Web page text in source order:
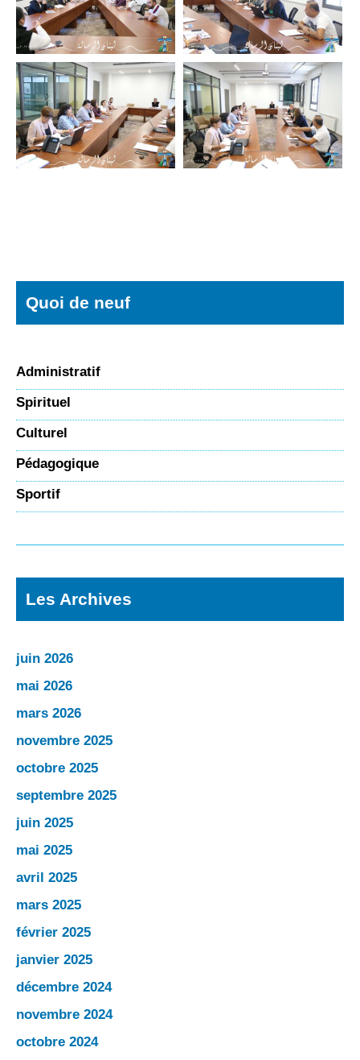
Quoi de neuf
Administratif
Spirituel
Culturel
Pédagogique
Sportif
Les Archives
juin 2026
mai 2026
mars 2026
novembre 2025
octobre 2025
septembre 2025
juin 2025
mai 2025
avril 2025
mars 2025
février 2025
janvier 2025
décembre 2024
novembre 2024
octobre 2024